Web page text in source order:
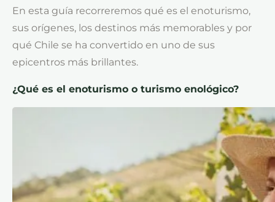
En esta guía recorreremos qué es el enoturismo,
sus orígenes, los destinos más memorables y por
qué Chile se ha convertido en uno de sus
epicentros más brillantes.
¿Qué es el enoturismo o turismo enológico?